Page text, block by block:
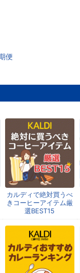
便
カルディで絶対買うべ
きコーヒーアイテム厳
選BEST15